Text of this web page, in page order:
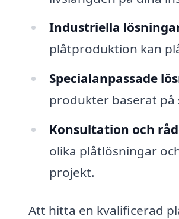
Industriella
plåtproduktion kan
Specialanpassade
produkter baserat på
Konsultation och
olika plåtlösningar
projekt.
Att hitta en kvalificerad